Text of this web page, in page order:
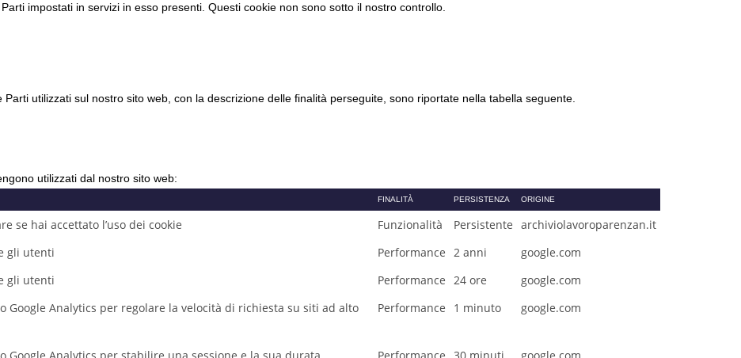
impostati in servizi in esso presenti. Questi cookie non sono sotto il nostro controllo.
utilizzati sul nostro sito web, con la descrizione delle finalità perseguite, sono riportate nella tabella seguente.
utilizzati dal nostro sito web:
FINALITÀ PERSISTENZA ORIGINE
se hai accettato l’uso dei cookie Funzionalità Persistente archiviolavoroparenzan.it
gli utenti Performance 2 anni
google.com
gli utenti Performance 24 ore
google.com
Google Analytics per regolare la velocità di richiesta su siti ad alto
Performance 1 minuto google.com